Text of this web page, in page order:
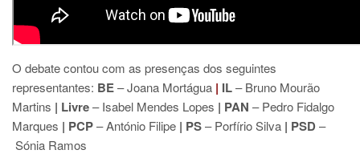
O debate contou com as presenças dos seguintes
representantes: BE– Joana Mortágua | IL– Bruno Mourão
Martins | Livre– Isabel Mendes Lopes | PAN – Pedro Fidalgo
Marques | PCP– António Filipe | PS– Porfírio Silva | PSD–
Sónia Ramos